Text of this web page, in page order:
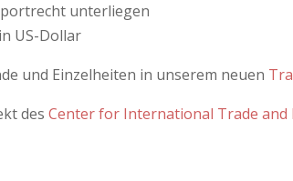
unterliegen
US-Dollar
und Einzelheiten in unserem neuen
desCenter for International Trade and